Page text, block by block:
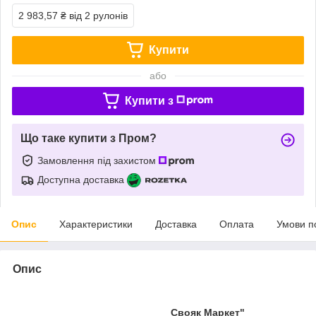
2 983,57 ₴ від 2 рулонів
Купити
або
Купити з
Що таке купити з Пром?
Замовлення під захистом
Доступна доставка
Опис Характеристики Доставка Оплата Умови
Опис
Свояк Маркет"